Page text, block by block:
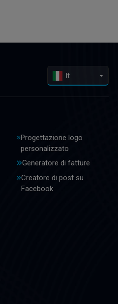
It
Progettazione logo
personalizzato
Generatore di fatture
Creatore di post su
Facebook